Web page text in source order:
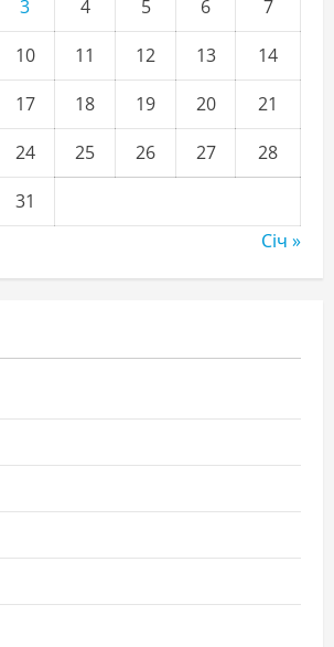
3 4 5 6
7
10 11 12 13
14
17 18 19 20
21
24 25 26 27
28
31
Січ »